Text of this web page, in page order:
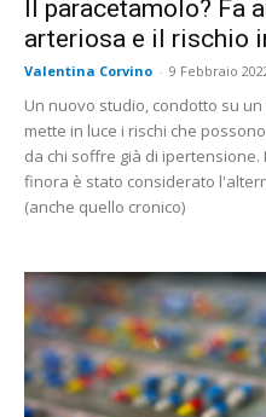
Il paracetamolo? Fa
arteriosa e il rischio
Valentina Corvino - 9 Febbraio
Un nuovo studio, condotto su
mette in luce i rischi che
da chi soffre già di
finora è stato considerato
(anche quello cronico)